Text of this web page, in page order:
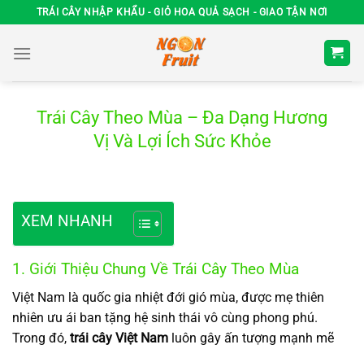
Chuyển
đến
nội
TRÁI CÂY NHẬP KHẨU - GIỎ HOA QUẢ SẠCH - GIAO TẬN NƠI
Trái Cây Theo Mùa – Đa Dạng Hương
Vị Và Lợi Ích Sức Khỏe
XEM NHANH
1. Giới Thiệu Chung Về Trái Cây Theo Mùa
Việt Nam là quốc gia nhiệt đới gió mùa, được mẹ thiên
nhiên ưu ái ban tặng hệ sinh thái vô cùng phong phú.
Trong đó, trái cây Việt Nam luôn gây ấn tượng mạnh mẽ